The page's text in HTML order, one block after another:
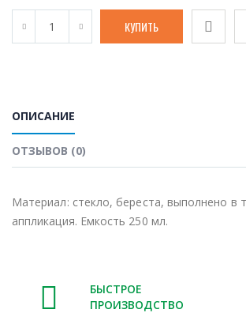
ОПИСАНИЕ
ОТЗЫВОВ (0)
Материал: стекло, береста, выполнено в
аппликация. Емкость 250 мл.
БЫСТРОЕ
ПРОИЗВОДСТВО